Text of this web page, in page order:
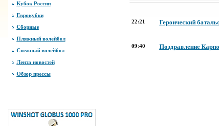
Кубок России
Еврокубки
Сборные
Пляжный волейбол
Снежный волейбол
Лента новостей
Обзор прессы
22:21 Героический
09:40 Поздравление